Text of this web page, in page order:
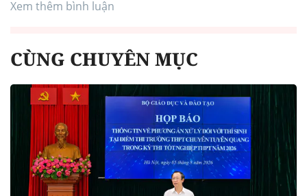
Xem thêm bình luận
CÙNG CHUYÊN MỤC